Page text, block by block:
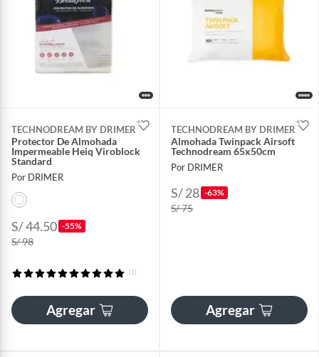
TECHNODREAM BY DRIMER
Protector De Almohada
Impermeable Heiq Viroblock
Standard
Por DRIMER
S/ 44.50 -55%
S/ 98
(1)
Agregar
TECHNODREAM BY DRIMER
Almohada Twinpack Airsoft
Technodream 65x50cm
Por DRIMER
S/ 28 -63%
S/ 75
Agregar